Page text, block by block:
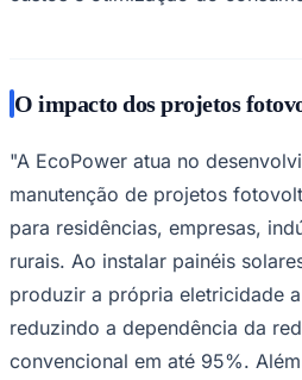
O impacto dos projetos
"A EcoPower atua no
manutenção de projetos
para residências, empresas,
rurais. Ao instalar painéis
produzir a própria eletricidade
reduzindo a dependência da
convencional em até 95%.